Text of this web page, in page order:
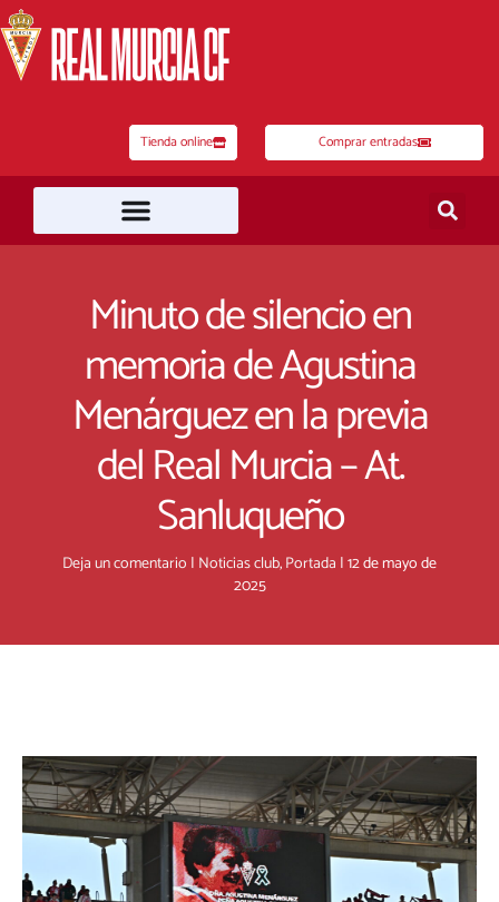
al
contenido
Tienda online Comprar entradas
Minuto de silencio en
memoria de Agustina
Menárguez en la previa
del Real Murcia – At.
Sanluqueño
Deja un comentario | Noticias club,Portada |12 de mayo de
2025